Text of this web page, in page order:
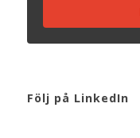
Följ på LinkedIn